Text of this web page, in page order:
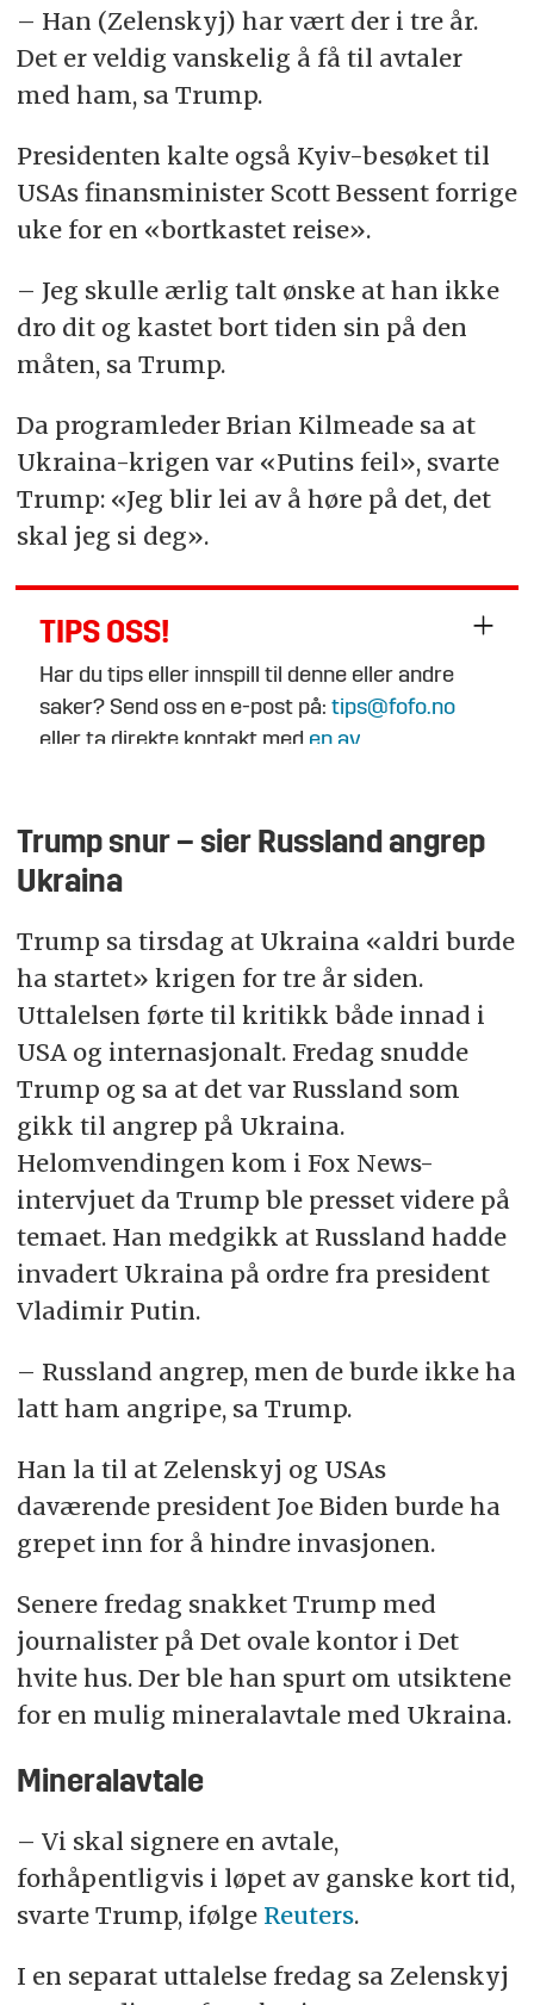
– Han (Zelenskyj) har vært der i tre år.
Det er veldig vanskelig å få til avtaler
med ham, sa Trump.
Presidenten kalte også Kyiv-besøket til
USAs finansminister Scott Bessent forrige
uke for en «bortkastet reise».
– Jeg skulle ærlig talt ønske at han ikke
dro dit og kastet bort tiden sin på den
måten, sa Trump.
Da programleder Brian Kilmeade sa at
Ukraina-krigen var «Putins feil», svarte
Trump: «Jeg blir lei av å høre på det, det
skal jeg si deg».
TIPS OSS!
Har du tips eller innspill til denne eller andre
saker? Send oss en e-post på:tips@fofo.no
eller ta direkte kontakt med en av
Trump snur – sier Russland angrep
Ukraina
Trump sa tirsdag at Ukraina «aldri burde
ha startet» krigen for tre år siden.
Uttalelsen førte til kritikk både innad i
USA og internasjonalt. Fredag snudde
Trump og sa at det var Russland som
gikk til angrep på Ukraina.
Helomvendingen kom i Fox News-
intervjuet da Trump ble presset videre på
temaet. Han medgikk at Russland hadde
invadert Ukraina på ordre fra president
Vladimir Putin.
– Russland angrep, men de burde ikke ha
latt ham angripe, sa Trump.
Han la til at Zelenskyj og USAs
daværende president Joe Biden burde ha
grepet inn for å hindre invasjonen.
Senere fredag snakket Trump med
journalister på Det ovale kontor i Det
hvite hus. Der ble han spurt om utsiktene
for en mulig mineralavtale med Ukraina.
Mineralavtale
– Vi skal signere en avtale,
forhåpentligvis i løpet av ganske kort tid,
svarte Trump, ifølge Reuters.
I en separat uttalelse fredag sa Zelenskyj